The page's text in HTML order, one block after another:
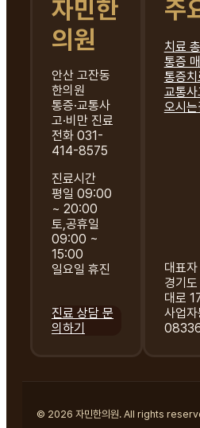
자민한
의원
안산 고잔동
한의원
통증·교통사
고·비만 진료
전화 031-
414-8575
진료시간
평일 09:00
~ 20:00
토,공휴일
09:00 ~
15:00
일요일 휴진
진료 상담 문
의하기
주
치료
통증
통증치
교통
오시는
대표
경기
대로
사업
© 2026 자민한의원. All rights